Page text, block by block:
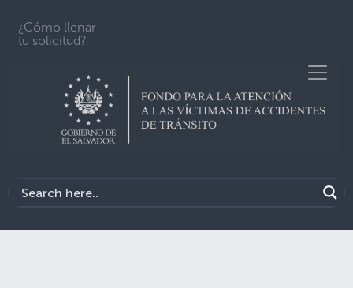
¿Cómo llenar
tu solicitud?